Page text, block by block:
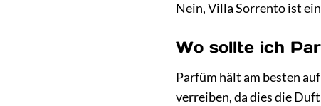
Nein, Villa Sorrento ist
Wo sollte ich
Parfüm hält am besten
verreiben, da dies die